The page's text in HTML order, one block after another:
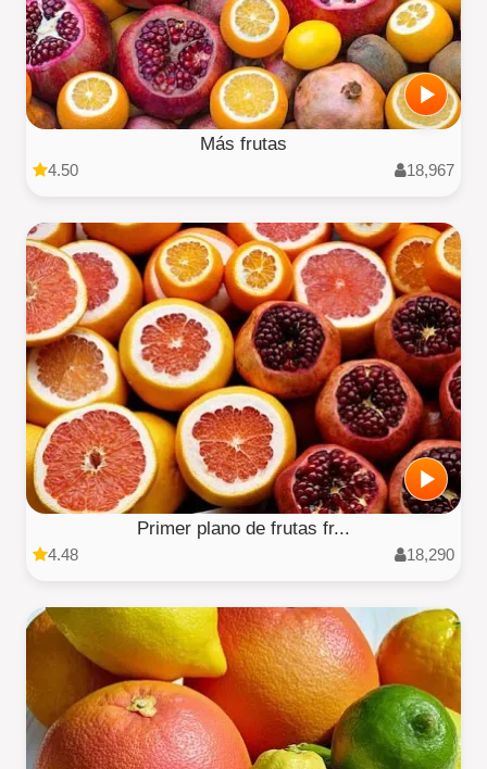
Más frutas
4.50 18,967
Primer plano de frutas fr...
4.48 18,290